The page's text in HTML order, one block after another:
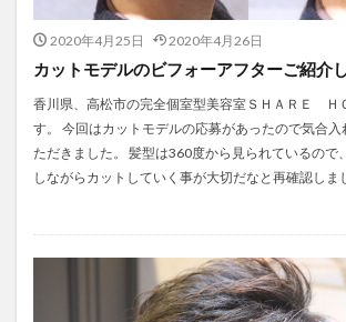
2020年4月25日 2020年4月26日
カットモデルのビフォーアフターご紹介
香川県、高松市の完全個室型美容室ＳＨＡＲＥ Ｈ
す。 今回はカットモデルの応募があったので気合
ただきました。 髪型は360度から見られているので
しながらカットしていく事が大切だなと再確認しま